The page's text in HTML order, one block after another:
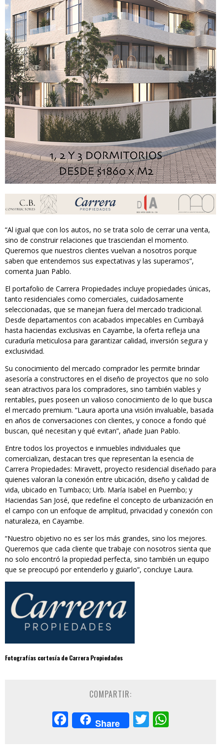
“Al igual que con los autos, no se trata solo de cerrar una venta,
sino de construir relaciones que trasciendan el momento.
Queremos que nuestros clientes vuelvan a nosotros porque
saben que entendemos sus expectativas y las superamos”,
comenta Juan Pablo.
El portafolio de Carrera Propiedades incluye propiedades únicas,
tanto residenciales como comerciales, cuidadosamente
seleccionadas, que se manejan fuera del mercado tradicional.
Desde departamentos con acabados impecables en Cumbayá
hasta haciendas exclusivas en Cayambe, la oferta refleja una
curaduría meticulosa para garantizar calidad, inversión segura y
exclusividad.
Su conocimiento del mercado comprador les permite brindar
asesoría a constructores en el diseño de proyectos que no solo
sean atractivos para los compradores, sino también viables y
rentables, pues poseen un valioso conocimiento de lo que busca
el mercado premium. “Laura aporta una visión invaluable, basada
en años de conversaciones con clientes, y conoce a fondo qué
buscan, qué necesitan y qué evitan”, añade Juan Pablo.
Entre todos los proyectos e inmuebles individuales que
comercializan, destacan tres que representan la esencia de
Carrera Propiedades: Miravett, proyecto residencial diseñado para
quienes valoran la conexión entre ubicación, diseño y calidad de
vida, ubicado en Tumbaco; Urb. María Isabel en Puembo; y
Haciendas San José, que redefine el concepto de urbanización en
el campo con un enfoque de amplitud, privacidad y conexión con
naturaleza, en Cayambe.
“Nuestro objetivo no es ser los más grandes, sino los mejores.
Queremos que cada cliente que trabaje con nosotros sienta que
no solo encontró la propiedad perfecta, sino también un equipo
que se preocupó por entenderlo y guiarlo”, concluye Laura.
Fotografías cortesía de Carrera Propiedades
COMPARTIR:
Facebook
Share Twitter